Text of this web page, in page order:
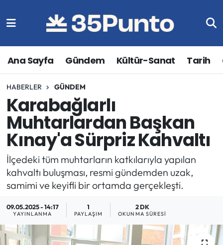
Ana Sayfa Gündem Kültür-Sanat Tarih
HABERLER GÜNDEM
Karabağlarlı
Muhtarlardan Başkan
Kınay'a Sürpriz Kahvaltı
İlçedeki tüm muhtarların katkılarıyla yapılan
kahvaltı buluşması, resmi gündemden uzak,
samimi ve keyifli bir ortamda gerçekleşti.
09.05.2025 - 14:17
YAYINLANMA
1
PAYLAŞIM
2 DK
OKUNMA SÜRESI